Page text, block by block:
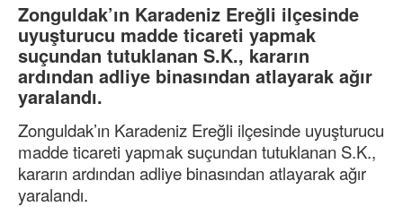
Zonguldak’ın Karadeniz Ereğli ilçesinde
uyuşturucu madde ticareti yapmak
suçundan tutuklanan S.K., kararın
ardından adliye binasından atlayarak ağır
yaralandı.
Zonguldak’ın Karadeniz Ereğli ilçesinde uyuşturucu
madde ticareti yapmak suçundan tutuklanan S.K.,
kararın ardından adliye binasından atlayarak ağır
yaralandı.